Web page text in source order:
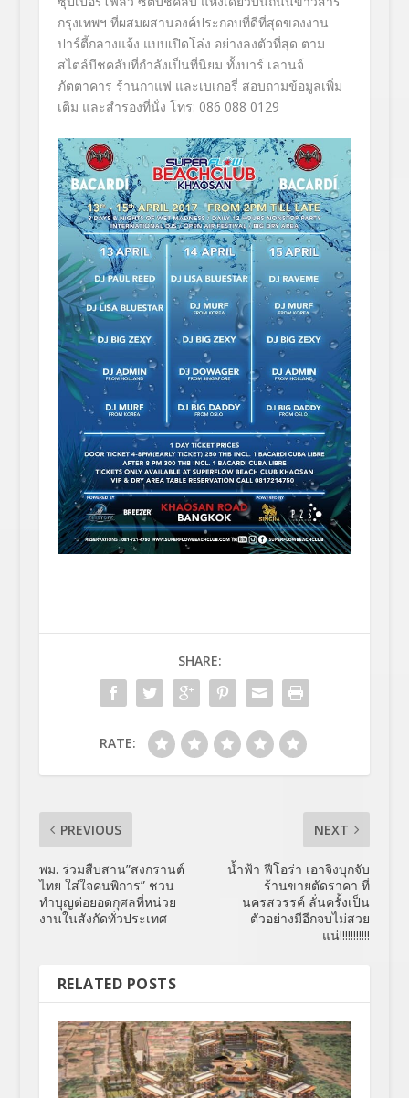
กรุงเทพฯ ที่ผสมผสานองค์ประกอบที่ดีที่สุดของงาน
ปาร์ตี้กลางแจ้ง แบบเปิดโล่ง อย่างลงตัวที่สุด ตาม
สไตล์บีชคลับที่กำลังเป็นที่นิยม ทั้งบาร์ เลานจ์
ภัตตาคาร ร้านกาแฟ และเบเกอรี่ สอบถามข้อมูลเพิ่ม
เติม และสำรองที่นั่ง โทร: 086 088 0129
SHARE:
RATE:
PREVIOUS
พม. ร่วมสืบสาน”สงกรานต์
ไทย ใส่ใจคนพิการ” ชวน
ทำบุญต่อยอดกุศลที่หน่วย
งานในสังกัดทั่วประเทศ
NEXT
น้ำฟ้า ฟีโอร่า เอาจิงบุกจับ
ร้านขายตัดราคา ที่
นครสวรรค์ ลั่นครั้งเป็น
ตัวอย่างมีอีกจบไม่สวย
แน่!!!!!!!!!!!
RELATED POSTS